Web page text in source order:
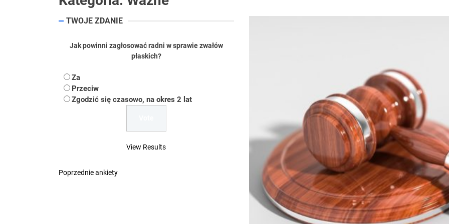
Koper – część 2.
Uwaga Dębieńsko – woda nieprzydatna do spożycia!!!
Dość komentowania kolejnych afer w ochronie zdrowia — czas zacząć mówić o
TWOJE ZDANIE
Jak powinni zagłosować radni w sprawie zwałów
płaskich?
Za
Przeciw
Zgodzić się czasowo, na okres 2 lat
View Results
Poprzednie ankiety